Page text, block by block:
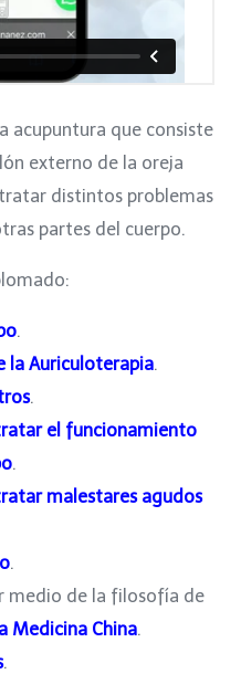
acupuntura que consiste
externo de la oreja
distintos problemas
partes del cuerpo.
.
la Auriculoterapia.
.
el funcionamiento
.
malestares agudos
.
medio de la filosofía de
Medicina China.
.